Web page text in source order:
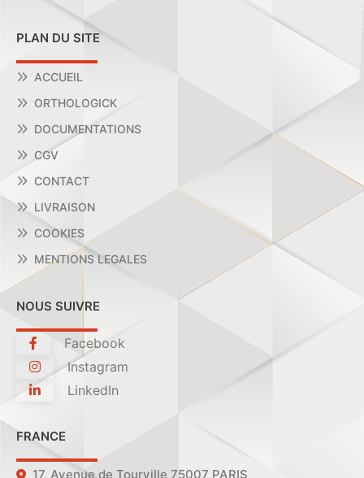
PLAN DU SITE
ACCUEIL
ORTHOLOGICK
DOCUMENTATIONS
CGV
CONTACT
LIVRAISON
COOKIES
MENTIONS LEGALES
NOUS SUIVRE
Facebook
Instagram
LinkedIn
FRANCE
17, Avenue de Tourville 75007 PARIS